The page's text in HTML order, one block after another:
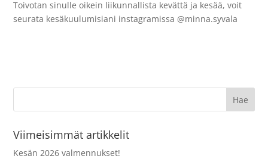
Toivotan sinulle oikein liikunnallista kevättä ja kesää, voit
seurata kesäkuulumisiani instagramissa @minna.syvala
Viimeisimmät artikkelit
Kesän 2026 valmennukset!